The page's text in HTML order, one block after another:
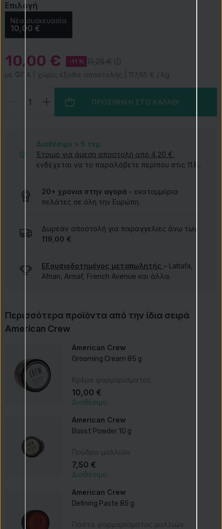
Επιλογή
Νέα συσκευασία
10,00 €
-11 %
10,00 € 11,25 €
με ΦΠΑ | χωρίς έξοδα αποστολής | 117,65 € / kg
ΠΡΟΣΘΉΚΗ ΣΤΟ ΚΑΛΆΘΙ
Διαθέσιμο > 5 τεμ.
Έτοιμο για άμεση αποστολή από 4,20 €
ενδέχεται να το παραλάβετε περίπου στις 11.8..
20+ χρόνια στην αγορά – εκατομμύρια
πελάτες σε όλη την Ευρώπη.
Δωρεάν αποστολή για παραγγελίες άνω των
119,00 €.
Εξουσιοδοτημένος μεταπωλητής – Lattafa,
Afnan, Armaf, French Avenue και άλλα.
Περισσότερα προϊόντα από την ίδια σειρά
American Crew
American Crew
Grooming Cream 85 g
Κρέμα φορμαρίσματος
10,00 €
Διαθέσιμο
American Crew
Boost Powder 10 g
Πούδρα μαλλιών
7,50 €
Διαθέσιμο
American Crew
Defining Paste 85 g
Πάστα φορμαρίσματος μαλλιών